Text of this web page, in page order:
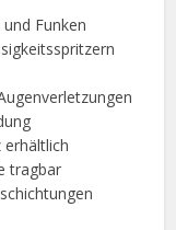
Funken
erhältlich
tragbar